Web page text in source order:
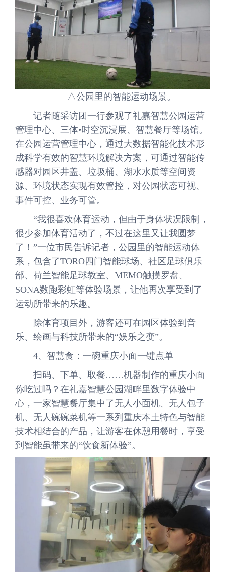
△公园里的智能运动场景。
记者随采访团一行参观了礼嘉智慧公园运营
管理中心、三体•时空沉浸展、智慧餐厅等场馆。
在公园运营管理中心，通过大数据智能化技术形
成科学有效的智慧环境解决方案，可通过智能传
感器对园区井盖、垃圾桶、湖水水质等空间资
源、环境状态实现有效管控，对公园状态可视、
事件可控、业务可管。
“我很喜欢体育运动，但由于身体状况限制，
很少参加体育活动了，不过在这里又让我圆梦
了！”一位市民告诉记者，公园里的智能运动体
系，包含了TORO四门智能球场、社区足球俱乐
部、荷兰智能足球教室、MEMO触摸罗盘、
SONA数跑彩虹等体验场景，让他再次享受到了
运动所带来的乐趣。
除体育项目外，游客还可在园区体验到音
乐、绘画与科技所带来的“娱乐之变”。
4、智慧食：一碗重庆小面一键点单
扫码、下单、取餐……机器制作的重庆小面
你吃过吗？在礼嘉智慧公园湖畔里数字体验中
心，一家智慧餐厅集中了无人小面机、无人包子
机、无人碗碗菜机等一系列重庆本土特色与智能
技术相结合的产品，让游客在休憩用餐时，享受
到智能虽带来的“饮食新体验”。